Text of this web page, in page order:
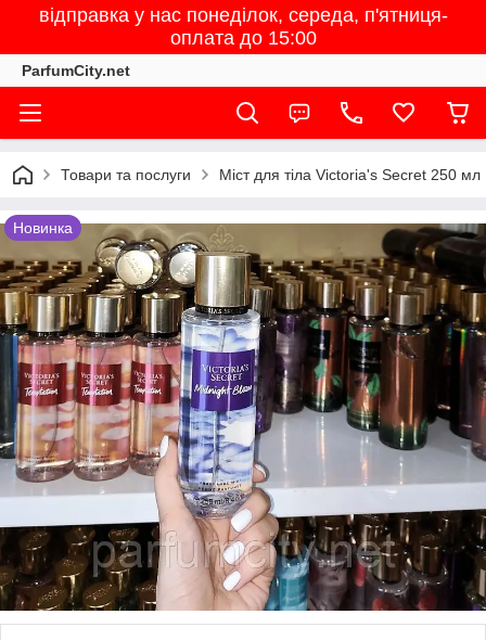
відправка у нас понеділок, середа, п'ятниця-
оплата до 15:00
ParfumCity.net
Товари та послуги Міст для тіла Victoria's Secret 250 мл
Новинка